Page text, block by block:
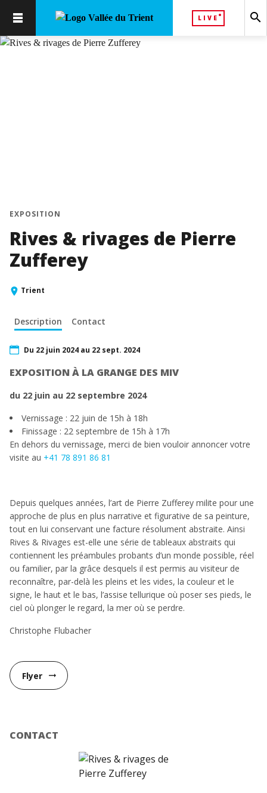
LIVE search
EXPOSITION
Rives & rivages de Pierre
Zufferey
Trient
Description Contact
Du 22 juin 2024 au 22 sept. 2024
EXPOSITION À LA GRANGE DES MIV
du 22 juin au 22 septembre 2024
Vernissage : 22 juin de 15h à 18h
Finissage : 22 septembre de 15h à 17h
En dehors du vernissage, merci de bien vouloir annoncer votre
visite au +41 78 891 86 81
Depuis quelques années, l’art de Pierre Zufferey milite pour une
approche de plus en plus narrative et figurative de sa peinture,
tout en lui conservant une facture résolument abstraite. Ainsi
Rives & Rivages est-elle une série de tableaux abstraits qui
contiennent les préambules probants d’un monde possible, réel
ou familier, par la grâce desquels il est permis au visiteur de
reconnaître, par-delà les pleins et les vides, la couleur et le
signe, le haut et le bas, l’assise tellurique où poser ses pieds, le
ciel où plonger le regard, la mer où se perdre.
Christophe Flubacher
Flyer arrow_right_alt
CONTACT